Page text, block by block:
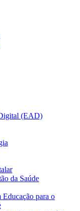
(EAD)
da Saúde
para o